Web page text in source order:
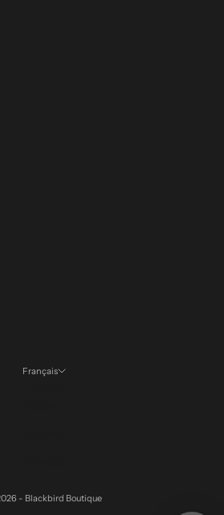
Français
- Blackbird Boutique